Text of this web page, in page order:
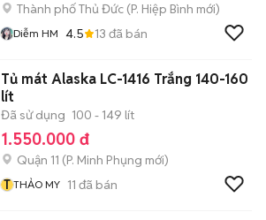
Thành phố Thủ Đức (P. Hiệp Bình mới)
Diễm HM 4.5 13 đã bán
Tủ mát Alaska LC-1416 Trắng 140-160
lít
Đã sử dụng 100 - 149 lít
1.550.000 đ
Quận 11 (P. Minh Phụng mới)
T THẢO MY 11 đã bán